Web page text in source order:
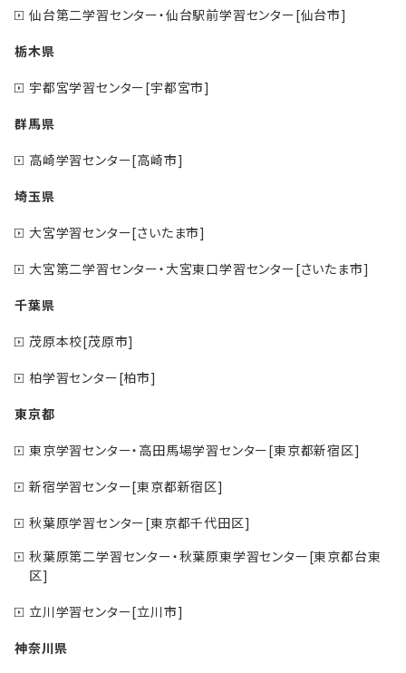
仙台第二学習センター・仙台駅前学習センター[仙台市]
栃木県
宇都宮学習センター[宇都宮市]
群馬県
高崎学習センター[高崎市]
埼玉県
大宮学習センター[さいたま市]
大宮第二学習センター・大宮東口学習センター[さいたま市]
千葉県
茂原本校[茂原市]
柏学習センター[柏市]
東京都
東京学習センター・高田馬場学習センター[東京都新宿区]
新宿学習センター[東京都新宿区]
秋葉原学習センター[東京都千代田区]
秋葉原第二学習センター・秋葉原東学習センター[東京都台東
区]
立川学習センター[立川市]
神奈川県